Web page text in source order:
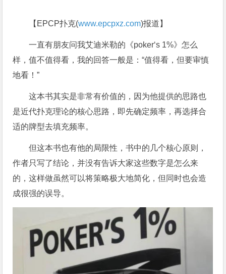
【EPCP扑克(www.epcpxz.com)报道】
一直有朋友问我艾迪米勒的《poker‘s 1%》怎么
样，值不值得看，我的回答一般是：“值得看，但要审慎
地看！”
这本书其实是非常有价值的，因为他提供的思路也
是近代扑克理论的核心思路，即先确定频率，再选择合
适的牌型去填充频率。
但这本书也有他的局限性，书中的几个核心原则，
作者只写了结论，并没有告诉大家这些数字是怎么来
的，这样做虽然可以将策略极大地简化，但同时也会造
成很强的误导。